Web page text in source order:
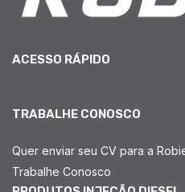
ACESSO RÁPIDO
TRABALHE CONOSCO
Quer enviar seu CV para a
Trabalhe Conosco